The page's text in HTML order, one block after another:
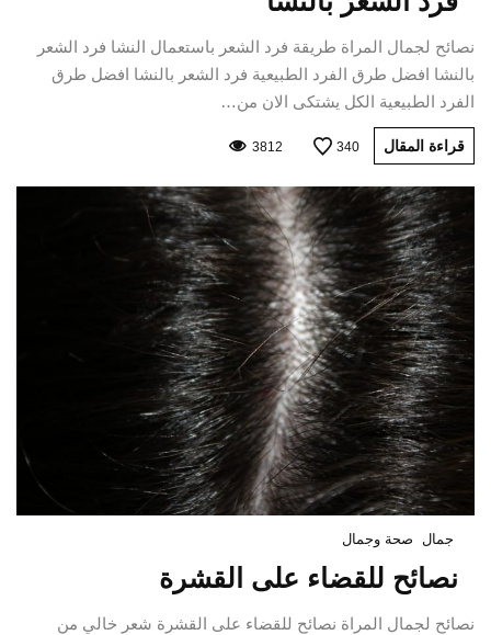
نصائح لجمال المراة طريقة فرد الشعر باستعمال النشا فرد الشعر
بالنشا افضل طرق الفرد الطبيعية فرد الشعر بالنشا افضل طرق
الفرد الطبيعية الكل يشتكى الان من…
قراءة المقال 340
3812
جمال صحة وجمال
نصائح للقضاء على القشرة‏
نصائح لجمال المراة نصائح للقضاء على القشرة‏ شعر خالي من